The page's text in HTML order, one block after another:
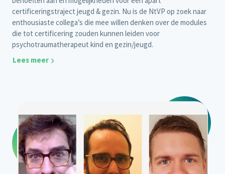
certificeringstraject jeugd & gezin. Nu is de NtVP op zoek naar
enthousiaste collega’s die mee willen denken over de modules
die tot certificering zouden kunnen leiden voor
psychotraumatherapeut kind en gezin/jeugd.
Lees meer